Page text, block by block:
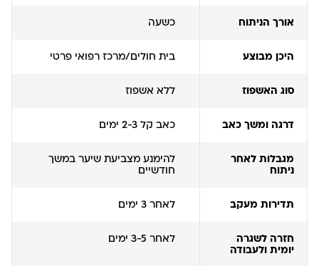
אורך הניתוח כשעה
היכן מבוצע בית חולים/מרכז רפואי פרטי
סוג האשפוז ללא אשפוז
דרגה ומשך כאב כאב קל 2-3 ימים
מגבלות לאחר
ניתוח
להימנע מצביעת שיער במשך
חודשיים
תדירות מעקב לאחר 3 ימים
חזרה לשגרה
יומית ולעבודה
לאחר 3-5 ימים